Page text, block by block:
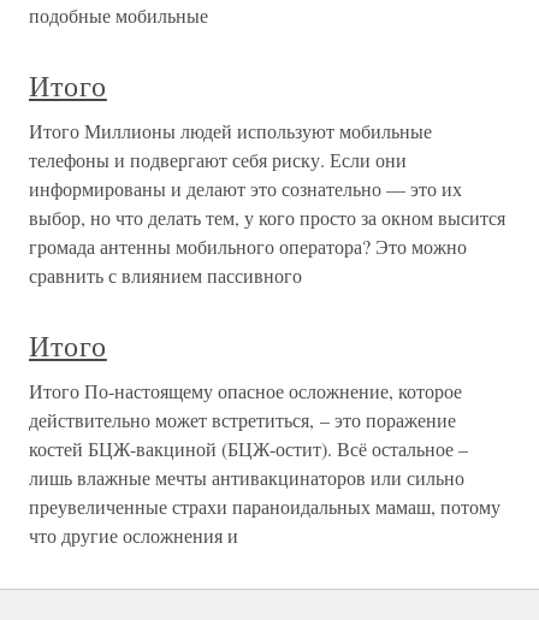
подобные мобильные
Итого
Итого Миллионы людей используют мобильные
телефоны и подвергают себя риску. Если они
информированы и делают это сознательно — это их
выбор, но что делать тем, у кого просто за окном высится
громада антенны мобильного оператора? Это можно
сравнить с влиянием пассивного
Итого
Итого По-настоящему опасное осложнение, которое
действительно может встретиться, – это поражение
костей БЦЖ-вакциной (БЦЖ-остит). Всё остальное –
лишь влажные мечты антивакцинаторов или сильно
преувеличенные страхи параноидальных мамаш, потому
что другие осложнения и